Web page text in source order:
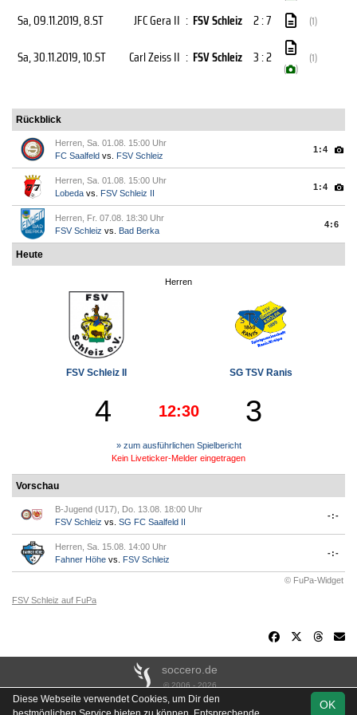
Sa, 09.11.2019, 8.ST JFC Gera II : FSV Schleiz 2 : 7 (1)
Sa, 30.11.2019, 10.ST Carl Zeiss II : FSV Schleiz 3 : 2
( )
(1)
Rückblick
Herren, Sa. 01.08. 15:00 Uhr
FC Saalfeld vs. FSV Schleiz
1:4
Herren, Sa. 01.08. 15:00 Uhr
Lobeda vs. FSV Schleiz II
1:4
Herren, Fr. 07.08. 18:30 Uhr
FSV Schleiz vs. Bad Berka
4:6
Heute
Herren
FSV Schleiz II SG TSV Ranis
4 12:30 3
» zum ausführlichen Spielbericht
Kein Liveticker-Melder eingetragen
Vorschau
B-Jugend (U17), Do. 13.08. 18:00 Uhr
FSV Schleiz vs. SG FC Saalfeld II
-:-
Herren, Sa. 15.08. 14:00 Uhr
Fahner Höhe vs. FSV Schleiz
-:-
© FuPa-Widget
FSV Schleiz auf FuPa
soccero.de
© 2006 - 2026
Besucherstatistik Kontakt Impressum Links Datenschutz
OK
Diese Webseite verwendet Cookies, um Dir den